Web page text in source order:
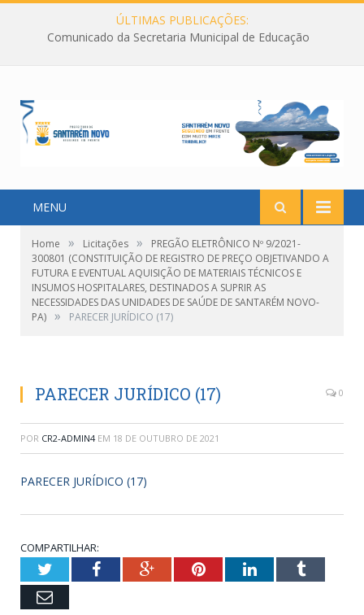
ÚLTIMAS PUBLICAÇÕES:
Comunicado da Secretaria Municipal de Educação
MENU
Home » Licitações »
PREGÃO ELETRÔNICO Nº 9/2021-
300801 (CONSTITUIÇÃO DE REGISTRO DE PREÇO OBJETIVANDO A
FUTURA E EVENTUAL AQUISIÇÃO DE MATERIAIS TÉCNICOS E
INSUMOS HOSPITALARES, DESTINADOS A SUPRIR AS
NECESSIDADES DAS UNIDADES DE SAÚDE DE SANTARÉM NOVO-
PA) » PARECER JURÍDICO (17)
PARECER JURÍDICO (17) 0
POR CR2-ADMIN4 EM 18 DE OUTUBRO DE 2021
PARECER JURÍDICO (17)
COMPARTILHAR:
TwitterFacebookGoogle+PinterestLinkedInTumblr
Email